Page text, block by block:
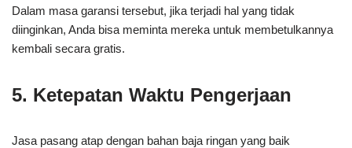
Dalam masa garansi tersebut, jika terjadi hal yang tidak
diinginkan, Anda bisa meminta mereka untuk membetulkannya
kembali secara gratis.
5. Ketepatan Waktu Pengerjaan
Jasa pasang atap dengan bahan baja ringan yang baik